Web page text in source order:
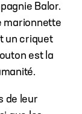
Balor.
marionnette
un criquet
est la
de leur